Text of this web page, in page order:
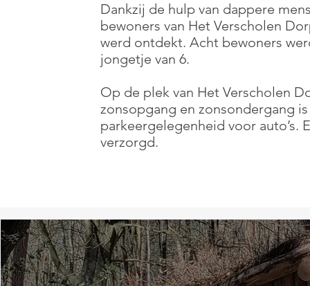
Dankzij de hulp van dappere
bewoners van Het Verscholen
werd ontdekt. Acht bewoners
jongetje van 6.
Op de plek van Het Verscholen
zonsopgang en zonsondergang
parkeergelegenheid voor
verzorgd.